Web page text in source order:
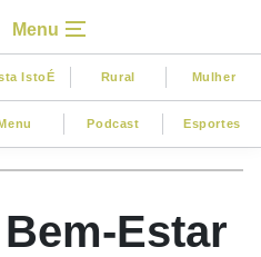
Menu
IstoÉ Rural Mulher
Podcast Esportes
Estar